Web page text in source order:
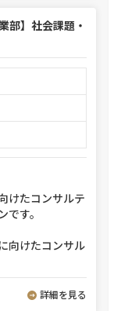
部】社会課題・
けたコンサルテ
す。
向けたコンサル
詳細を見る